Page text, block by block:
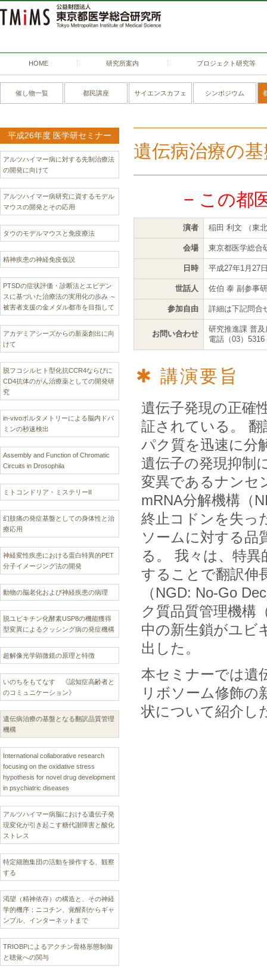
HOME 研究所案内 プロジェクト研究等
催し物一覧 都民講座 サイエンスカフェ シンポジウム
平成26年度 医学研セミナー
アルツハイマー病に対する先制治療法
の開発に向けて
アルツハイマー病研究に資するモデル
マウスの開発とその応用
タウのモデルマウスと免疫療法
精神疾患の神経免疫仮説
PTSDの症状評価・診断法とエビデン
スに基づいた治療法の実用化の歩み ～
被害者支援の金メダル都市を目指して
アカデミアシーズからの新薬創出に向
けて
脱フコシルヒト型化抗CCR4ならびに
CD4抗体のがん治療薬としての開発研
究
in-vivoボルタメトリーによる脳内ドパ
ミンの秒速検出
Assembly and Function of Chromatic
Circuits in Drosophila
ミトコンドリア・ミステリーII
幻肢痛の発症基盤としての身体性と治
療応用
神経変性疾患における蛋白特異的PET
分子イメージング法の開発
動物の脳老化および神経疾患の病理
脱ユビキチン化酵素USP8の機能獲得
型変異によるクッシング病の発症機構
超解像光学顕微鏡の原理と特徴
いのちをもてなす 《認知症高齢者と
のコミュニケーション》
遺伝病治療の基盤となる翻訳品質管理
機構
International collaborative research
focusing on the oxidative stress
hypothesis for novel drug development
in psychiatric diseases
アルツハイマー病脳における遺伝子発
現変化が引き起こす糖代謝障害と酸化
ストレス
特定細胞集団の活動を操作する、観察
する
渇望（精神依存）の構造と、その神経
学的機序：ニコチン、覚醒剤からギャ
ンブル、インターネットまで
TRIOBPによるアクチン骨格形態制御
と聴覚への関与
遺伝病治療の
− この都
演者 稲田 利文 （東
会場 東京都医学総合
日時 平成27年1月27
世話人 佐伯 泰 副参事
参加自由 詳細は下記問合
お問い合わせ
研究推進課 普及
電話（03）5316
講演要旨
遺伝子発現の正確
証されている。
パク質を迅速に分
遺伝子の発現抑制
変異であるナンセ
mRNA分解機構（
終止コドンを失っ
ソームに対する品
る。 我々は、特
することで翻訳伸
（NGD: No-Go
ク質品質管理機構
中の新生鎖がユビ
出した。
本セミナーでは遺
リボソーム修飾の
状について紹介し